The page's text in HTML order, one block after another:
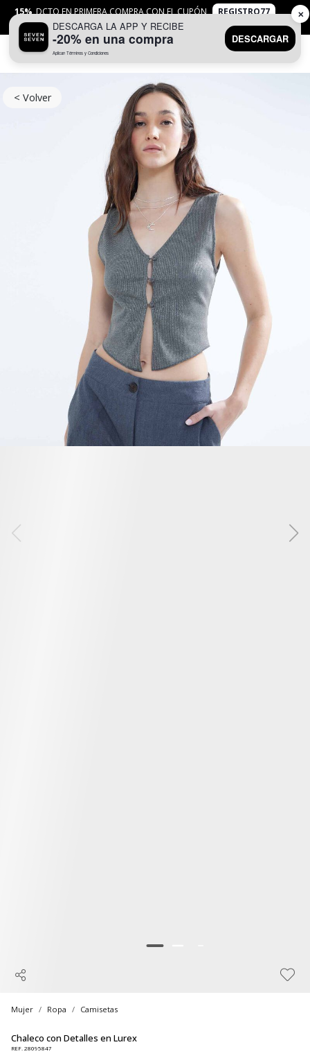
15% DCTO EN PRIMERA COMPRA CON EL CUPÓN
REGISTRO77
APLICANTYC
< Volver
Mujer Ropa Camisetas
Chaleco con Detalles en Lurex
REF. 28095847
DESCARGA LA APP Y RECIBE
-20% en una compra
Aplican Términos y Condiciones
DESCARGAR
✕